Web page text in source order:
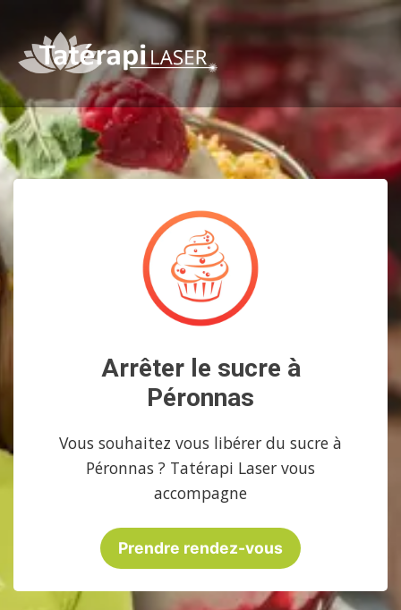
Arrêter le sucre à
Péronnas
Vous souhaitez vous libérer du sucre à
Péronnas ? Tatérapi Laser vous
accompagne
Prendre rendez-vous